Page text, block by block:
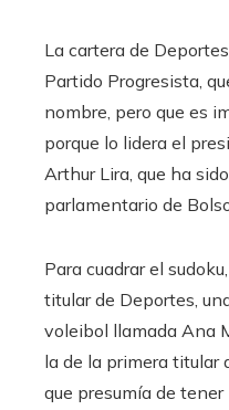
La cartera de
Partido Progresista,
nombre, pero que es
porque lo lidera el
Arthur Lira, que ha
parlamentario de
Para cuadrar el
titular de Deportes,
voleibol llamada Ana
la de la primera titular
que presumía de